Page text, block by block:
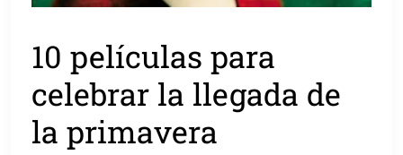
10 películas para
celebrar la llegada de
la primavera